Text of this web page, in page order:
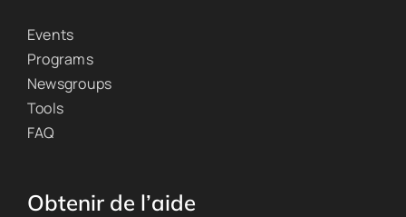
Events
Programs
Newsgroups
Tools
FAQ
Obtenir de l’aide